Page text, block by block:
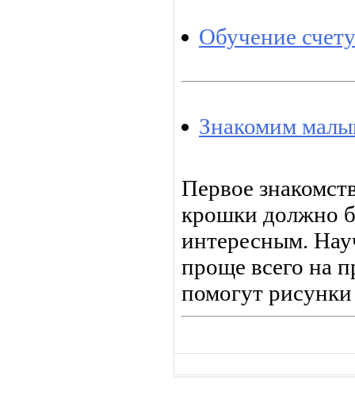
Обучение
Знакомим
Первое
крошки должно
интересным.
проще всего на
помогут